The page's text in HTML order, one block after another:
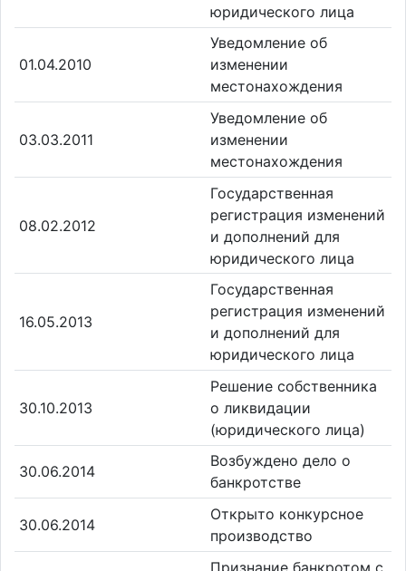
юридического лица
01.04.2010
Уведомление об
изменении
местонахождения
03.03.2011
Уведомление об
изменении
местонахождения
08.02.2012
Государственная
регистрация изменений
и дополнений для
юридического лица
16.05.2013
Государственная
регистрация изменений
и дополнений для
юридического лица
30.10.2013
Решение собственника
о ликвидации
(юридического лица)
30.06.2014
Возбуждено дело о
банкротстве
30.06.2014
Открыто конкурсное
производство
Признание банкротом с